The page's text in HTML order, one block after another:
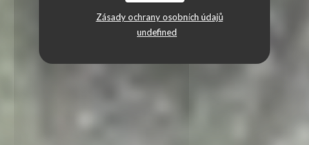
Zásady ochrany osobních údajů
undefined